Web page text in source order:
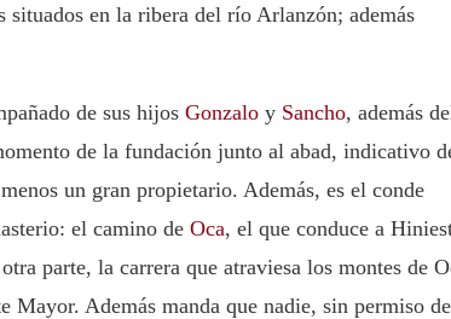
situados en la ribera del río Arlanzón; además
de sus hijos Gonzalo y Sancho, además
de la fundación junto al abad, indicativo
un gran propietario. Además, es el conde
el camino de Oca, el que conduce a
parte, la carrera que atraviesa los montes de
Mayor. Además manda que nadie, sin permiso